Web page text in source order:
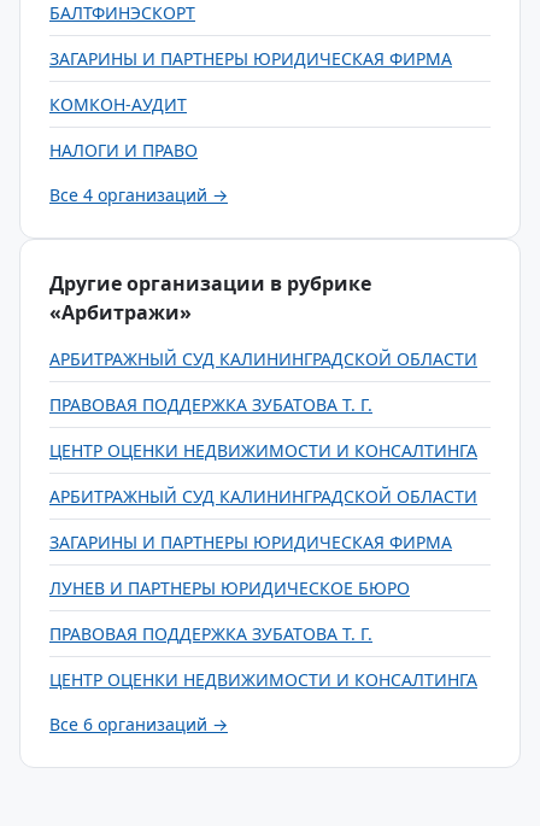
БАЛТФИНЭСКОРТ
ЗАГАРИНЫ И ПАРТНЕРЫ ЮРИДИЧЕСКАЯ ФИРМА
КОМКОН-АУДИТ
НАЛОГИ И ПРАВО
Все 4 организаций →
Другие организации в рубрике
«Арбитражи»
АРБИТРАЖНЫЙ СУД КАЛИНИНГРАДСКОЙ ОБЛАСТИ
ПРАВОВАЯ ПОДДЕРЖКА ЗУБАТОВА Т. Г.
ЦЕНТР ОЦЕНКИ НЕДВИЖИМОСТИ И КОНСАЛТИНГА
АРБИТРАЖНЫЙ СУД КАЛИНИНГРАДСКОЙ ОБЛАСТИ
ЗАГАРИНЫ И ПАРТНЕРЫ ЮРИДИЧЕСКАЯ ФИРМА
ЛУНЕВ И ПАРТНЕРЫ ЮРИДИЧЕСКОЕ БЮРО
ПРАВОВАЯ ПОДДЕРЖКА ЗУБАТОВА Т. Г.
ЦЕНТР ОЦЕНКИ НЕДВИЖИМОСТИ И КОНСАЛТИНГА
Все 6 организаций →